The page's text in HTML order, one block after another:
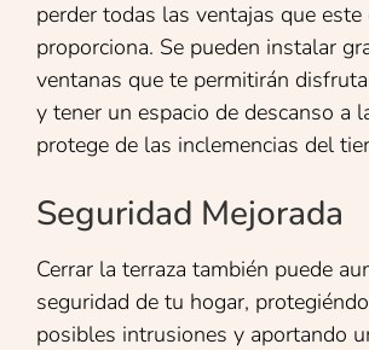
perder todas las ventajas que este
proporciona. Se pueden instalar
ventanas que te permitirán
y tener un espacio de descanso a
protege de las inclemencias del
Seguridad Mejorada
Cerrar la terraza también puede
seguridad de tu hogar,
posibles intrusiones y aportando